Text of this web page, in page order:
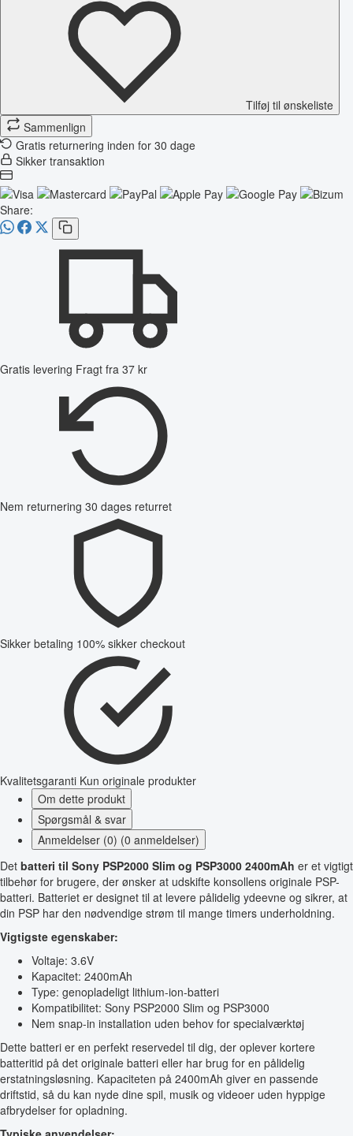
Tilføj til ønskeliste
Sammenlign
Gratis returnering inden for 30 dage
Sikker transaktion
Share:
Gratis levering Fragt fra 37 kr
Nem returnering 30 dages returret
Sikker betaling 100% sikker checkout
Kvalitetsgaranti Kun originale produkter
Om dette produkt
Spørgsmål & svar
Anmeldelser (0) (0 anmeldelser)
Det batteri til Sony PSP2000 Slim og PSP3000 2400mAh er et vigtigt
tilbehør for brugere, der ønsker at udskifte konsollens originale PSP-
batteri. Batteriet er designet til at levere pålidelig ydeevne og sikrer, at
din PSP har den nødvendige strøm til mange timers underholdning.
Vigtigste egenskaber:
Voltaje: 3.6V
Kapacitet: 2400mAh
Type: genopladeligt lithium-ion-batteri
Kompatibilitet: Sony PSP2000 Slim og PSP3000
Nem snap-in installation uden behov for specialværktøj
Dette batteri er en perfekt reservedel til dig, der oplever kortere
batteritid på det originale batteri eller har brug for en pålidelig
erstatningsløsning. Kapaciteten på 2400mAh giver en passende
driftstid, så du kan nyde dine spil, musik og videoer uden hyppige
afbrydelser for opladning.